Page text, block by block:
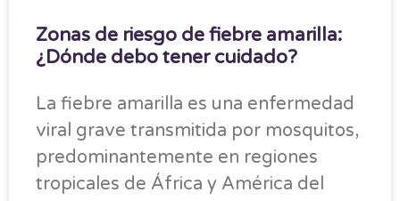
Zonas de riesgo de fiebre amarilla:
¿Dónde debo tener cuidado?
La fiebre amarilla es una enfermedad
viral grave transmitida por mosquitos,
predominantemente en regiones
tropicales de África y América del